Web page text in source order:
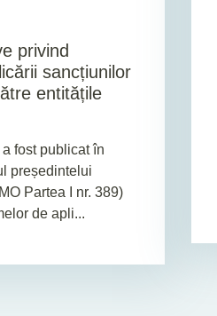
privind
sancțiunilor
entitățile
fost publicat în
președintelui
Partea I nr. 389)
de apli...